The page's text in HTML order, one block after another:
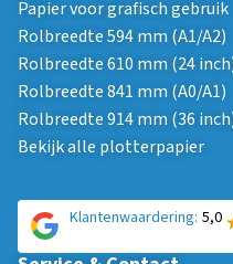
Papier voor grafisch gebruik
Rolbreedte 594 mm (A1/A2)
Rolbreedte 610 mm (24
Rolbreedte 841 mm (A0/A1)
Rolbreedte 914 mm (36
Bekijk alle plotterpapier
Klantenwaardering: 5,0